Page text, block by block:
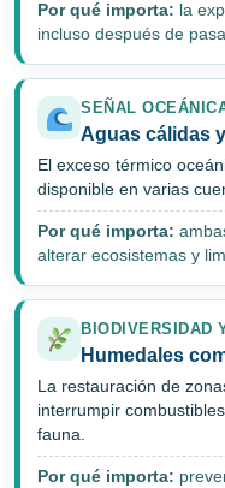
Por qué importa: la
incluso después de
SEÑAL
Aguas cálidas
El exceso térmico
disponible en varias
Por qué importa:
alterar ecosistemas y
BIODIVERSIDAD
Humedales
La restauración de
interrumpir
fauna.
Por qué importa: